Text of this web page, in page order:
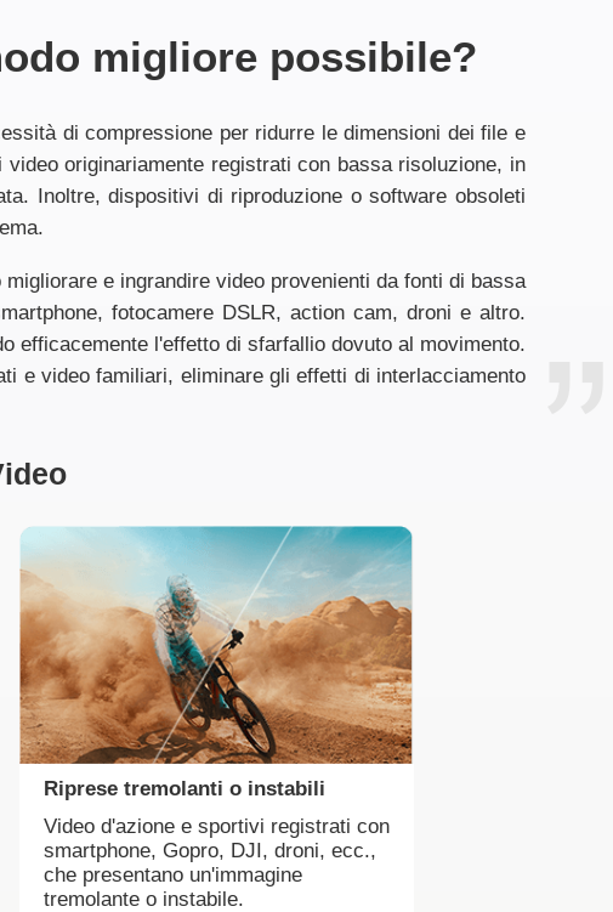
migliore possibile?
di compressione per ridurre le dimensioni dei file e
originariamente registrati con bassa risoluzione, in
Inoltre, dispositivi di riproduzione o software obsoleti
e ingrandire video provenienti da fonti di bassa
fotocamere DSLR, action cam, droni e altro.
efficacemente l'effetto di sfarfallio dovuto al movimento.
e video familiari, eliminare gli effetti di interlacciamento
Riprese tremolanti o instabili
Video d'azione e sportivi registrati con
smartphone, Gopro, DJI, droni, ecc.,
che presentano un'immagine
tremolante o instabile.